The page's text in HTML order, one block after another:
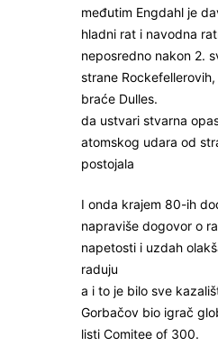
međutim Engdahl je
hladni rat i navodna
neposredno nakon 2.
strane
braće Dulles.
da ustvari stvarna
atomskog udara od
postojala
I onda krajem 80-ih
napraviše dogovor o
napetosti i uzdah
raduju
a i to je bilo sve
Gorbačov bio igrač
listi Comitee of 300.